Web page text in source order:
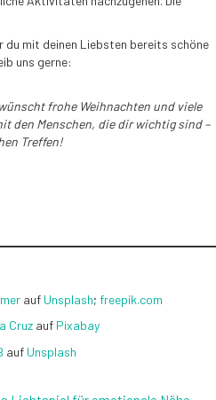
du mit deinen Liebsten bereits schöne
uns gerne:
frohe Weihnachten und viele
den Menschen, die dir wichtig sind –
Treffen!
auf Unsplash; freepik.com
Cruz auf Pixabay
auf Unsplash